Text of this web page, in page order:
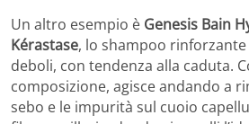
Un altro esempio è Genesis Bain
Kérastase, lo shampoo
deboli, con tendenza alla caduta.
composizione, agisce andando a
sebo e le impurità sul cuoio